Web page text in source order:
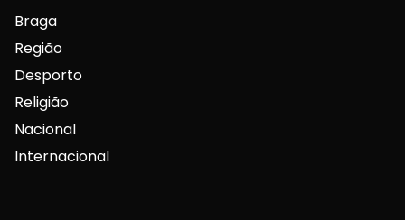
Braga
Região
Desporto
Religião
Nacional
Internacional